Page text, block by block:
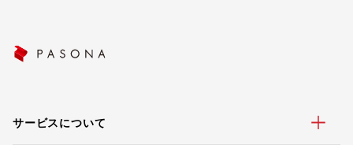
サービスについて